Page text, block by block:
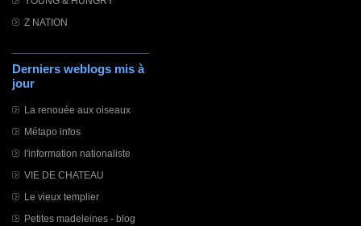
Z NATION
Derniers weblogs mis à
jour
La renouée aux oiseaux
Métapo infos
l'information nationaliste
VIE DE CHATEAU
Le vieux templier
Petites madeleines - blog